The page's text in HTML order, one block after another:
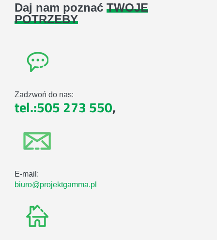
Daj nam poznać TWOJE
POTRZEBY
Zadzwoń do nas:
tel.:505 273 550,
E-mail:
biuro@projektgamma.pl